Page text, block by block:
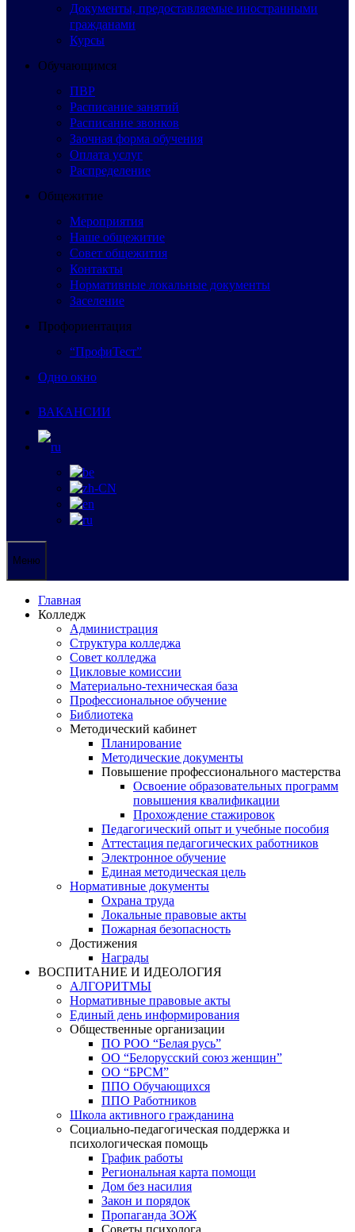
Документы, предоставляемые иностранными
гражданами
Курсы
Обучающимся
ПВР
Расписание занятий
Расписание звонков
Заочная форма обучения
Оплата услуг
Распределение
Общежитие
Мероприятия
Наше общежитие
Совет общежития
Контакты
Нормативные локальные документы
Заселение
Профориентация
“ПрофиТест”
Одно окно
ВАКАНСИИ
Меню
Главная
Колледж
Администрация
Структура колледжа
Совет колледжа
Цикловые комиссии
Материально-техническая база
Профессиональное обучение
Библиотека
Методический кабинет
Планирование
Методические документы
Повышение профессионального мастерства
Освоение образовательных программ
повышения квалификации
Прохождение стажировок
Педагогический опыт и учебные пособия
Аттестация педагогических работников
Электронное обучение
Единая методическая цель
Нормативные документы
Охрана труда
Локальные правовые акты
Пожарная безопасность
Достижения
Награды
ВОСПИТАНИЕ И ИДЕОЛОГИЯ
АЛГОРИТМЫ
Нормативные правовые акты
Единый день информирования
Общественные организации
ПО РОО “Белая русь”
ОО “Белорусский союз женщин”
ОО “БРСМ”
ППО Обучающихся
ППО Работников
Школа активного гражданина
Социально-педагогическая поддержка и
психологическая помощь
График работы
Региональная карта помощи
Дом без насилия
Закон и порядок
Пропаганда ЗОЖ
Советы психолога